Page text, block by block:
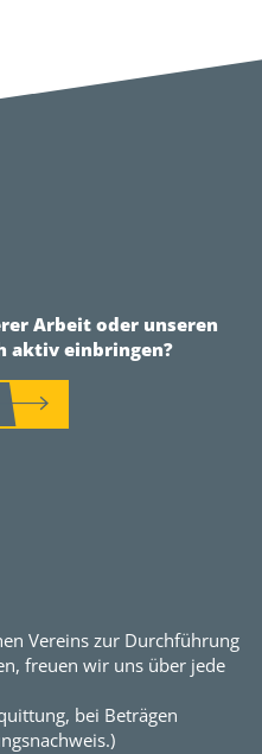
Arbeit oder unseren
aktiv einbringen?
Vereins zur Durchführung
freuen wir uns über jede
bei Beträgen